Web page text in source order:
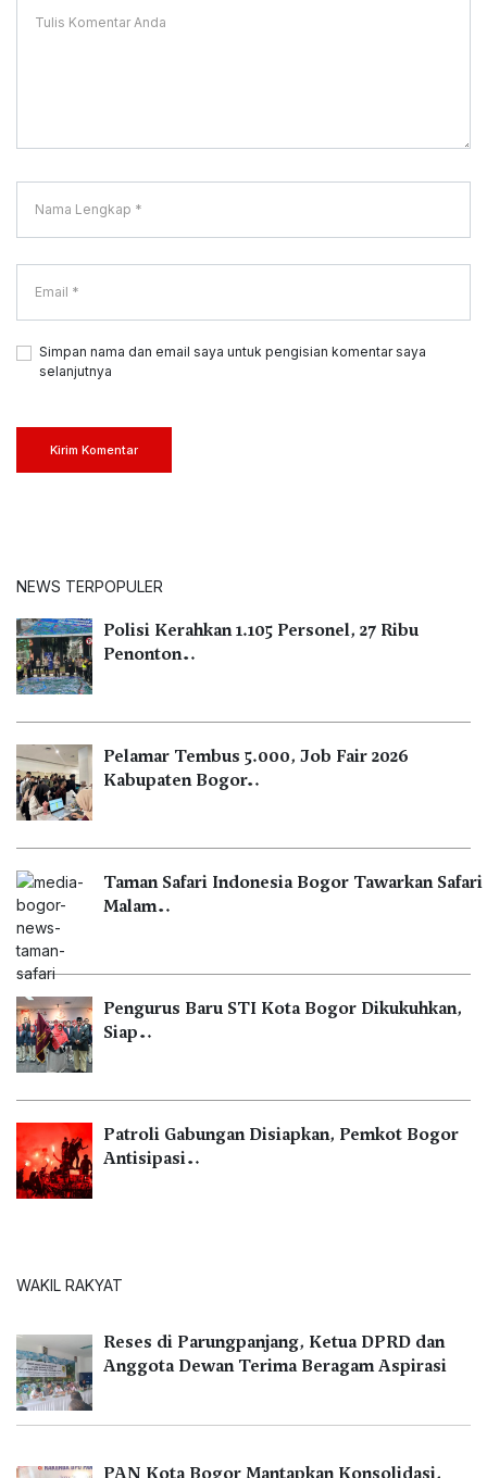
Simpan nama dan email saya untuk pengisian komentar saya
selanjutnya
Kirim Komentar
NEWS TERPOPULER
Polisi Kerahkan 1.105 Personel, 27 Ribu
Penonton…
Pelamar Tembus 5.000, Job Fair 2026
Kabupaten Bogor…
Taman Safari Indonesia Bogor Tawarkan Safari
Malam…
Pengurus Baru STI Kota Bogor Dikukuhkan,
Siap…
Patroli Gabungan Disiapkan, Pemkot Bogor
Antisipasi…
WAKIL RAKYAT
Reses di Parungpanjang, Ketua DPRD dan
Anggota Dewan Terima Beragam Aspirasi
PAN Kota Bogor Mantapkan Konsolidasi,